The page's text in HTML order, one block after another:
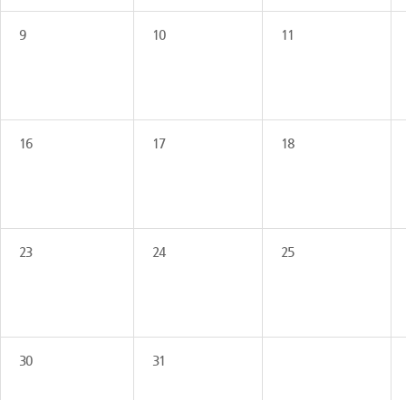
9 10 11
16 17 18
23 24 25
30 31